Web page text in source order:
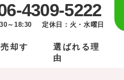
4309-5222
～18:30 定休日：火・水曜日
却す
選ばれる理
由